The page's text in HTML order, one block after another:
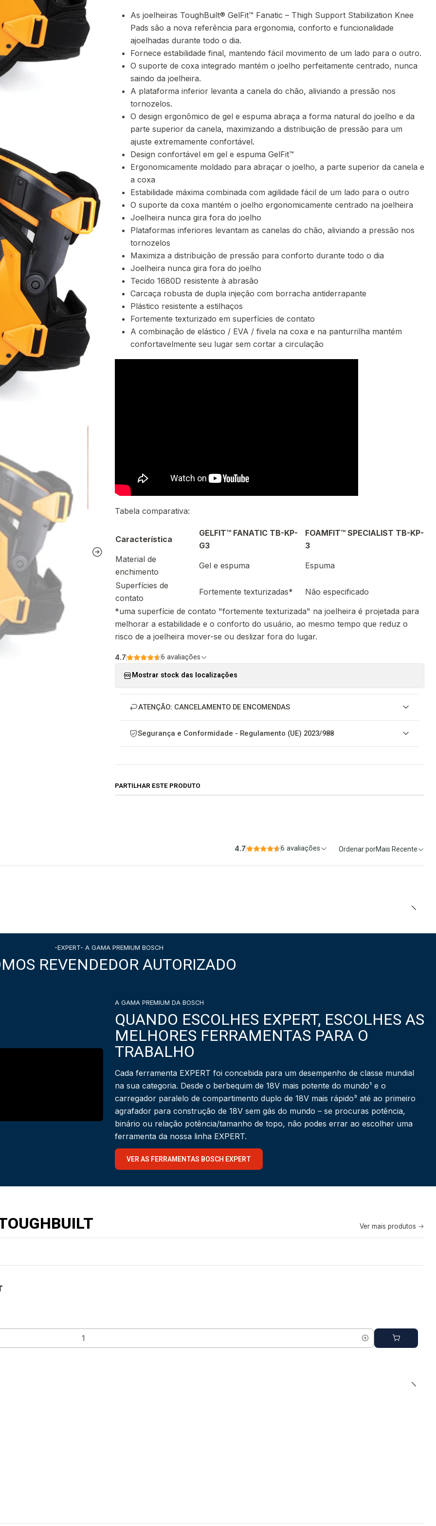
As joelheiras ToughBuilt® GelFit™ Fanatic – Thigh Support Stabilization Knee
Pads são a nova referência para ergonomia, conforto e funcionalidade
ajoelhadas durante todo o dia.
Fornece estabilidade final, mantendo fácil movimento de um lado para o outro.
O suporte de coxa integrado mantém o joelho perfeitamente centrado, nunca
saindo da joelheira.
A plataforma inferior levanta a canela do chão, aliviando a pressão nos
tornozelos.
O design ergonômico de gel e espuma abraça a forma natural do joelho e da
parte superior da canela, maximizando a distribuição de pressão para um
ajuste extremamente confortável.
Design confortável em gel e espuma GelFit™
Ergonomicamente moldado para abraçar o joelho, a parte superior da canela e
a coxa
Estabilidade máxima combinada com agilidade fácil de um lado para o outro
O suporte da coxa mantém o joelho ergonomicamente centrado na joelheira
Joelheira nunca gira fora do joelho
Plataformas inferiores levantam as canelas do chão, aliviando a pressão nos
tornozelos
Maximiza a distribuição de pressão para conforto durante todo o dia
Joelheira nunca gira fora do joelho
Tecido 1680D resistente à abrasão
Carcaça robusta de dupla injeção com borracha antiderrapante
Plástico resistente a estilhaços
Fortemente texturizado em superfícies de contato
A combinação de elástico / EVA / fivela na coxa e na panturrilha mantém
confortavelmente seu lugar sem cortar a circulação
Tabela comparativa:
Característica
GELFIT™ FANATIC TB-KP-
G3
FOAMFIT™ SPECIALIST TB-KP-
3
Material de
enchimento
Gel e espuma Espuma
Superfícies de
contato
Fortemente texturizadas*
Não especificado
*uma superfície de contato "fortemente texturizada" na joelheira é projetada para
melhorar a estabilidade e o conforto do usuário, ao mesmo tempo que reduz o
risco de a joelheira mover-se ou deslizar fora do lugar.
4.7 6 avaliações
Mostrar stock das localizações
ATENÇÃO: CANCELAMENTO DE ENCOMENDAS
Segurança e Conformidade - Regulamento (UE) 2023/988
PARTILHAR ESTE PRODUTO
4.7 6 avaliações Ordenar porMais Recente
-EXPERT- A GAMA PREMIUM BOSCH
REVENDEDOR AUTORIZADO
A GAMA PREMIUM DA BOSCH
QUANDO ESCOLHES EXPERT, ESCOLHES AS
MELHORES FERRAMENTAS PARA O
TRABALHO
Cada ferramenta EXPERT foi concebida para um desempenho de classe mundial
na sua categoria. Desde o berbequim de 18V mais potente do mundo¹ e o
carregador paralelo de compartimento duplo de 18V mais rápido³ até ao primeiro
agrafador para construção de 18V sem gás do mundo – se procuras potência,
binário ou relação potência/tamanho de topo, não podes errar ao escolher uma
ferramenta da nossa linha EXPERT.
VER AS FERRAMENTAS BOSCH EXPERT
Ver mais produtos